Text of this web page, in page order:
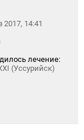
2017, 14:41
лечение:
(Уссурийск)